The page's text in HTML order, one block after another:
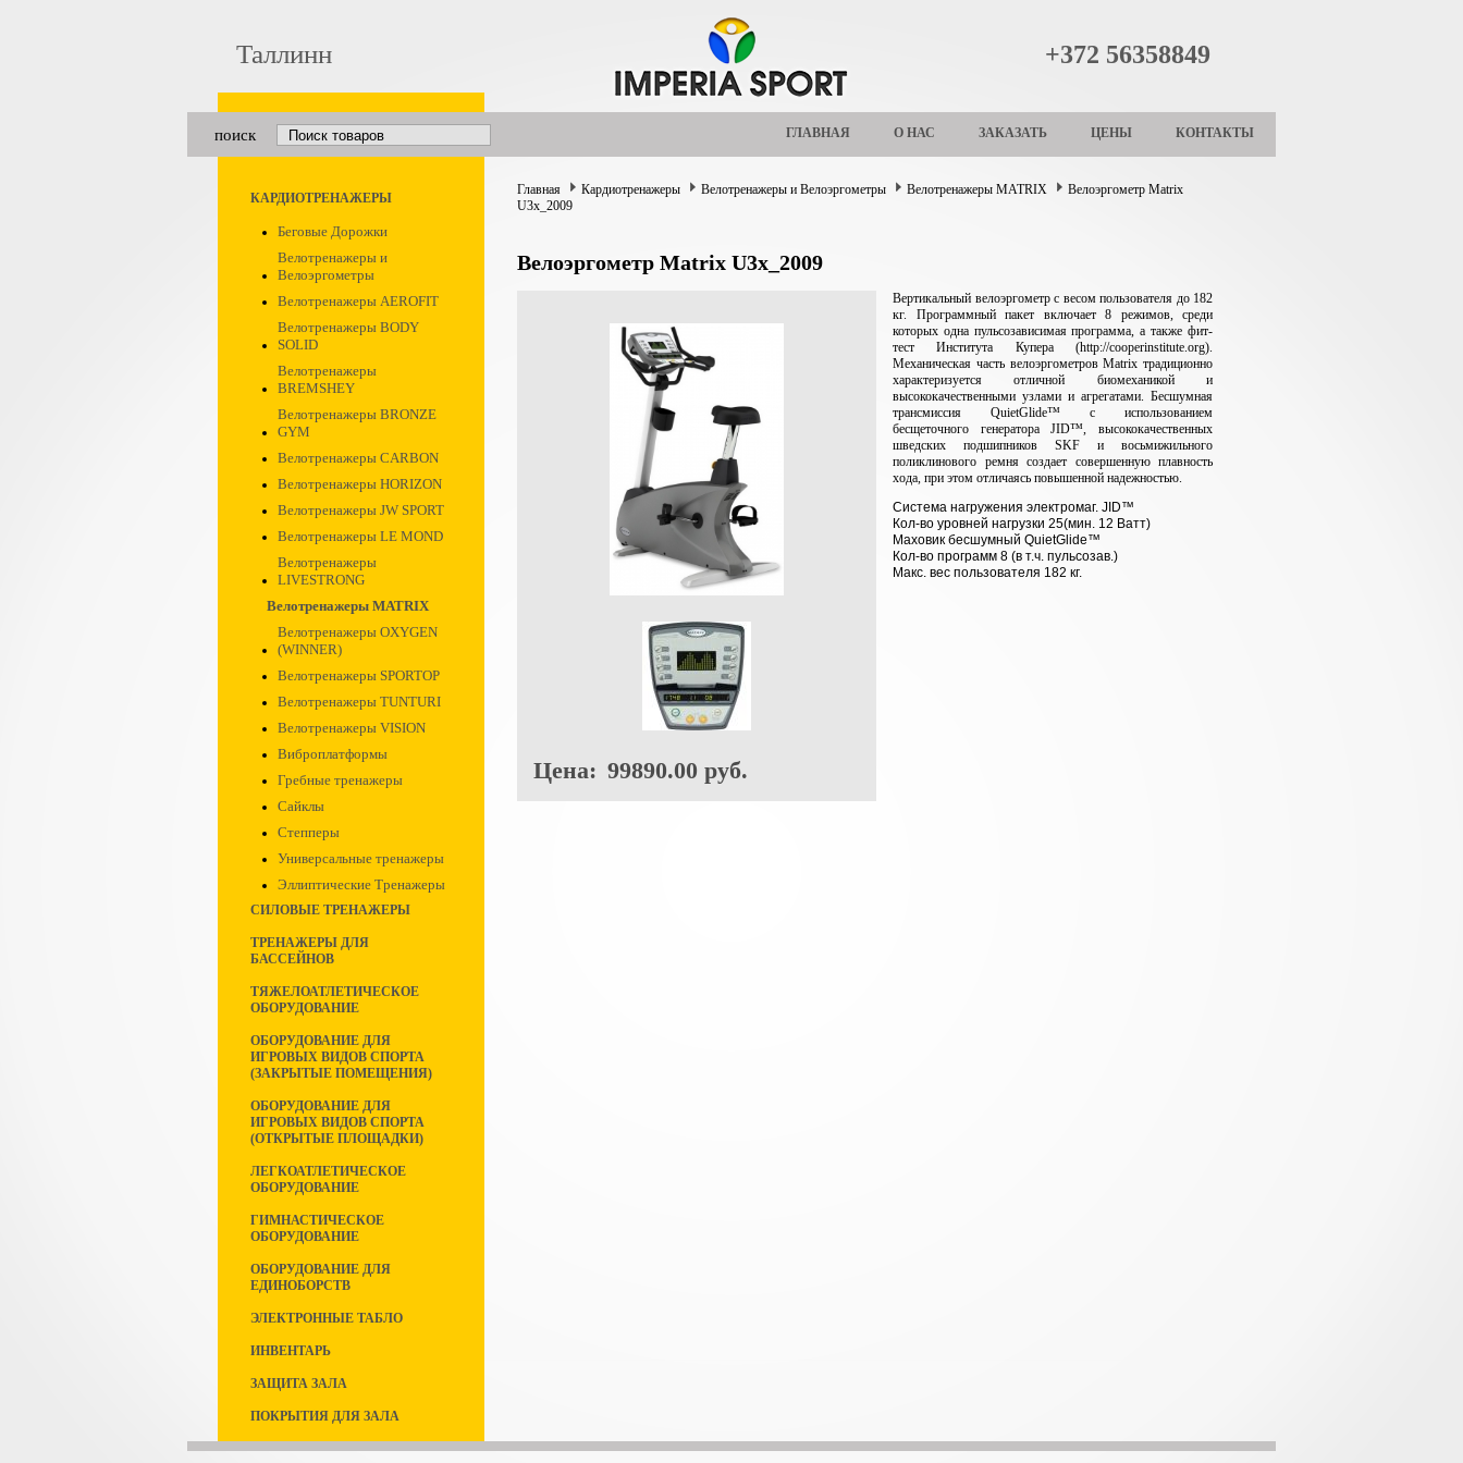
Таллинн +372 56358849
поиск ГЛАВНАЯ О НАС ЗАКАЗАТЬ ЦЕНЫ КОНТАКТЫ
КАРДИОТРЕНАЖЕРЫ
Беговые Дорожки
Велотренажеры и
Велоэргометры
Велотренажеры AEROFIT
Велотренажеры BODY
SOLID
Велотренажеры
BREMSHEY
Велотренажеры BRONZE
GYM
Велотренажеры CARBON
Велотренажеры HORIZON
Велотренажеры JW SPORT
Велотренажеры LE MOND
Велотренажеры
LIVESTRONG
Велотренажеры MATRIX
Велотренажеры OXYGEN
(WINNER)
Велотренажеры SPORTOP
Велотренажеры TUNTURI
Велотренажеры VISION
Виброплатформы
Гребные тренажеры
Сайклы
Степперы
Универсальные тренажеры
Эллиптические Тренажеры
СИЛОВЫЕ ТРЕНАЖЕРЫ
ТРЕНАЖЕРЫ ДЛЯ
БАССЕЙНОВ
ТЯЖЕЛОАТЛЕТИЧЕСКОЕ
ОБОРУДОВАНИЕ
ОБОРУДОВАНИЕ ДЛЯ
ИГРОВЫХ ВИДОВ СПОРТА
(ЗАКРЫТЫЕ ПОМЕЩЕНИЯ)
ОБОРУДОВАНИЕ ДЛЯ
ИГРОВЫХ ВИДОВ СПОРТА
(ОТКРЫТЫЕ ПЛОЩАДКИ)
ЛЕГКОАТЛЕТИЧЕСКОЕ
ОБОРУДОВАНИЕ
ГИМНАСТИЧЕСКОЕ
ОБОРУДОВАНИЕ
ОБОРУДОВАНИЕ ДЛЯ
ЕДИНОБОРСТВ
ЭЛЕКТРОННЫЕ ТАБЛО
ИНВЕНТАРЬ
ЗАЩИТА ЗАЛА
ПОКРЫТИЯ ДЛЯ ЗАЛА
Главная Кардиотренажеры Велотренажеры и Велоэргометры Велотренажеры MATRIX
Велоэргометр Matrix
U3x_2009
Велоэргометр Matrix U3x_2009
Цена: 99890.00 руб.
Вертикальный велоэргометр с весом пользователя до 182
кг. Программный пакет включает 8 режимов, среди
которых одна пульсозависимая программа, а также фит-
тест Института Купера (http://cooperinstitute.org).
Механическая часть велоэргометров Matrix традиционно
характеризуется отличной биомеханикой и
высококачественными узлами и агрегатами. Бесшумная
трансмиссия QuietGlide™ с использованием
беcщеточного генератора JID™, высококачественных
шведских подшипников SKF и восьмижильного
поликлинового ремня создает совершенную плавность
хода, при этом отличаясь повышенной надежностью.
Система нагружения электромаг. JID™
Кол-во уровней нагрузки 25(мин. 12 Ватт)
Маховик бесшумный QuietGlide™
Кол-во программ 8 (в т.ч. пульсозав.)
Макс. вес пользователя 182 кг.